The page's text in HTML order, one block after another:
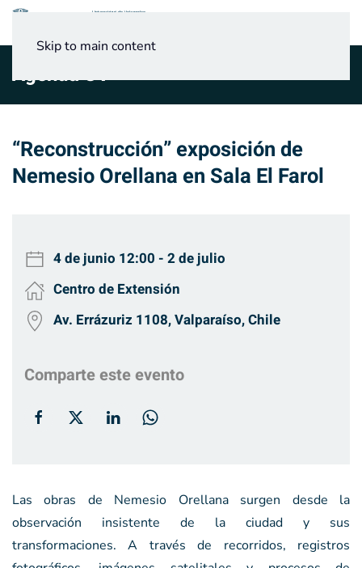
Skip to main content
Agenda UV
“Reconstrucción” exposición de
Nemesio Orellana en Sala El Farol
4 de junio 12:00 - 2 de julio
Centro de Extensión
Av. Errázuriz 1108, Valparaíso, Chile
Comparte este evento
Las obras de Nemesio Orellana surgen desde la
observación insistente de la ciudad y sus
transformaciones. A través de recorridos, registros